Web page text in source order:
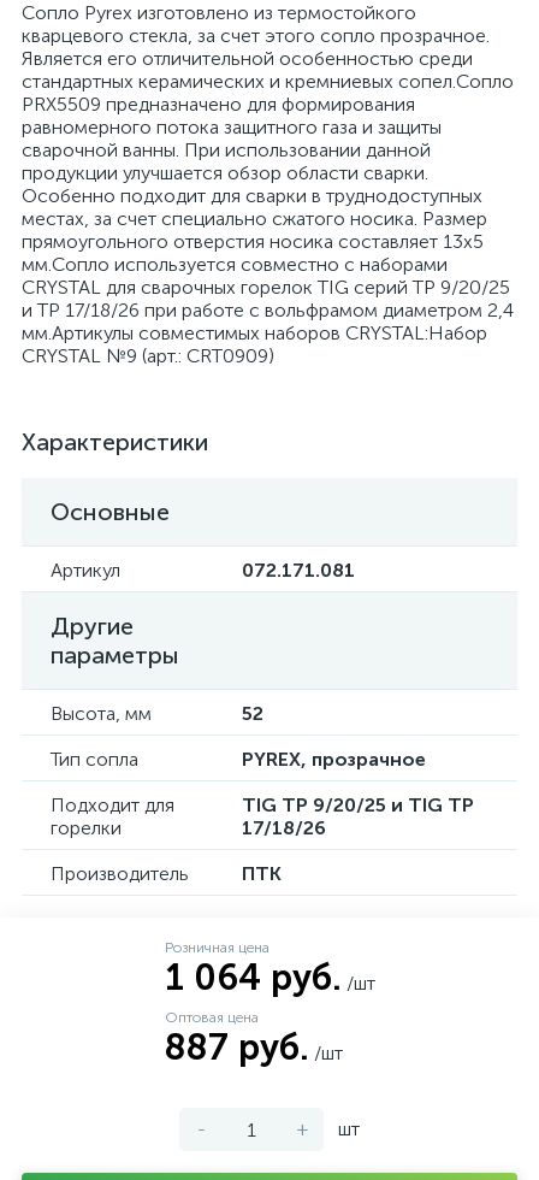
Сопло Pyrex изготовлено из термостойкого
кварцевого стекла, за счет этого сопло прозрачное.
Является его отличительной особенностью среди
стандартных керамических и кремниевых сопел.Сопло
PRX5509 предназначено для формирования
равномерного потока защитного газа и защиты
сварочной ванны. При использовании данной
продукции улучшается обзор области сварки.
Особенно подходит для сварки в труднодоступных
местах, за счет специально сжатого носика. Размер
прямоугольного отверстия носика составляет 13х5
мм.Сопло используется совместно с наборами
CRYSTAL для сварочных горелок TIG серий TP 9/20/25
и TP 17/18/26 при работе с вольфрамом диаметром 2,4
мм.Артикулы совместимых наборов CRYSTAL:Набор
CRYSTAL №9 (арт.: CRT0909)
Характеристики
Основные
Артикул 072.171.081
Другие
параметры
Высота, мм
52
Тип сопла
PYREX, прозрачное
Подходит для
горелки
TIG TP 9/20/25 и TIG TP
17/18/26
Производитель
ПТК
Розничная цена
1 064 руб. /шт
Оптовая цена
887 руб. /шт
- + шт